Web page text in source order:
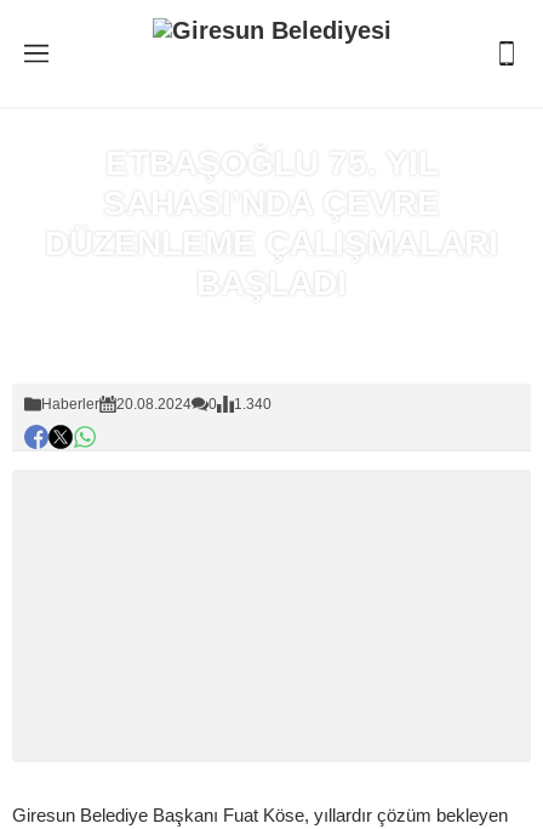
ETBAŞOĞLU 75. YIL
SAHASI’NDA ÇEVRE
DÜZENLEME ÇALIŞMALARI
BAŞLADI
Haberler 20.08.2024 0 1.340
Giresun Belediye Başkanı Fuat Köse, yıllardır çözüm bekleyen